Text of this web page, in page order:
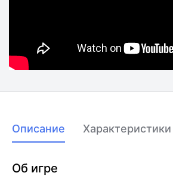
Описание Характеристики
Об игре